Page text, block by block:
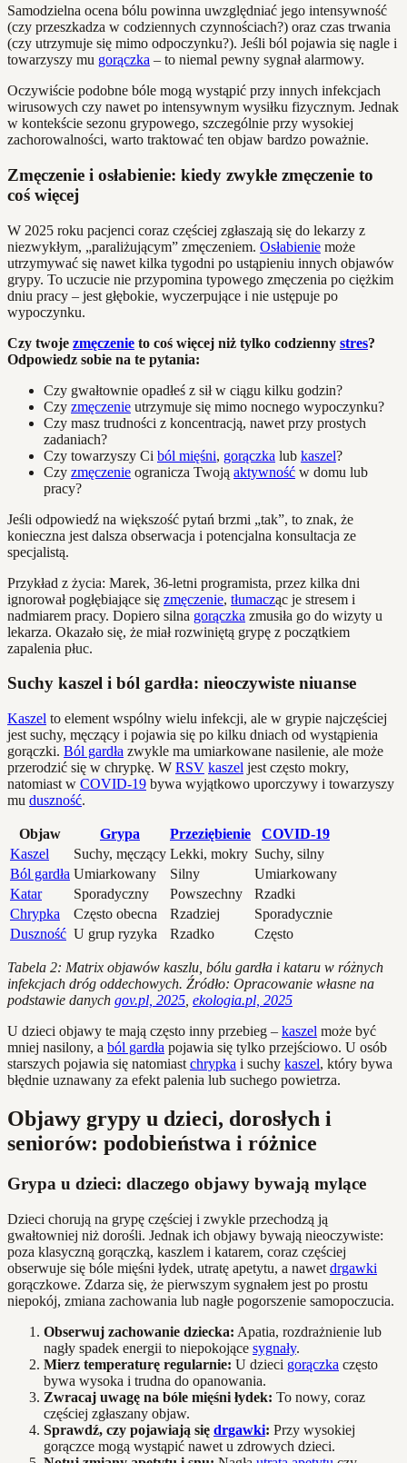
Samodzielna ocena bólu powinna uwzględniać jego intensywność
(czy przeszkadza w codziennych czynnościach?) oraz czas trwania
(czy utrzymuje się mimo odpoczynku?). Jeśli ból pojawia się nagle i
towarzyszy mu gorączka – to niemal pewny sygnał alarmowy.
Oczywiście podobne bóle mogą wystąpić przy innych infekcjach
wirusowych czy nawet po intensywnym wysiłku fizycznym. Jednak
w kontekście sezonu grypowego, szczególnie przy wysokiej
zachorowalności, warto traktować ten objaw bardzo poważnie.
Zmęczenie i osłabienie: kiedy zwykłe zmęczenie to
coś więcej
W 2025 roku pacjenci coraz częściej zgłaszają się do lekarzy z
niezwykłym, „paraliżującym” zmęczeniem. Osłabienie może
utrzymywać się nawet kilka tygodni po ustąpieniu innych objawów
grypy. To uczucie nie przypomina typowego zmęczenia po ciężkim
dniu pracy – jest głębokie, wyczerpujące i nie ustępuje po
wypoczynku.
Czy twoje zmęczenie to coś więcej niż tylko codzienny stres?
Odpowiedz sobie na te pytania:
Czy gwałtownie opadłeś z sił w ciągu kilku godzin?
Czy zmęczenie utrzymuje się mimo nocnego wypoczynku?
Czy masz trudności z koncentracją, nawet przy prostych
zadaniach?
Czy towarzyszy Ci ból mięśni, gorączka lub kaszel?
Czy zmęczenie ogranicza Twoją aktywność w domu lub
pracy?
Jeśli odpowiedź na większość pytań brzmi „tak”, to znak, że
konieczna jest dalsza obserwacja i potencjalna konsultacja ze
specjalistą.
Przykład z życia: Marek, 36-letni programista, przez kilka dni
ignorował pogłębiające się zmęczenie, tłumacząc je stresem i
nadmiarem pracy. Dopiero silna gorączka zmusiła go do wizyty u
lekarza. Okazało się, że miał rozwiniętą grypę z początkiem
zapalenia płuc.
Suchy kaszel i ból gardła: nieoczywiste niuanse
Kaszel to element wspólny wielu infekcji, ale w grypie najczęściej
jest suchy, męczący i pojawia się po kilku dniach od wystąpienia
gorączki. Ból gardła zwykle ma umiarkowane nasilenie, ale może
przerodzić się w chrypkę. W RSV kaszel jest często mokry,
natomiast w COVID-19 bywa wyjątkowo uporczywy i towarzyszy
mu duszność.
Objaw Grypa Przeziębienie
COVID-19
Kaszel
Suchy, męczący Lekki, mokry Suchy, silny
Ból gardła Umiarkowany Silny
Umiarkowany
Katar
Sporadyczny Powszechny
Rzadki
Chrypka
Często obecna Rzadziej
Sporadycznie
Duszność U grup ryzyka Rzadko Często
Tabela 2: Matrix objawów kaszlu, bólu gardła i kataru w różnych
infekcjach dróg oddechowych. Źródło: Opracowanie własne na
podstawie danych gov.pl, 2025 ekologia.pl, 2025
U dzieci objawy te mają często inny przebieg – kaszel może być
mniej nasilony, a ból gardła pojawia się tylko przejściowo. U osób
starszych pojawia się natomiast chrypka i suchy kaszel, który bywa
błędnie uznawany za efekt palenia lub suchego powietrza.
Objawy grypy u dzieci, dorosłych i
seniorów: podobieństwa i różnice
Grypa u dzieci: dlaczego objawy bywają mylące
Dzieci chorują na grypę częściej i zwykle przechodzą ją
gwałtowniej niż dorośli. Jednak ich objawy bywają nieoczywiste:
poza klasyczną gorączką, kaszlem i katarem, coraz częściej
obserwuje się bóle mięśni łydek, utratę apetytu, a nawet drgawki
gorączkowe. Zdarza się, że pierwszym sygnałem jest po prostu
niepokój, zmiana zachowania lub nagłe pogorszenie samopoczucia.
Obserwuj zachowanie dziecka: Apatia, rozdrażnienie lub
nagły spadek energii to niepokojące sygnały.
Mierz temperaturę regularnie: U dzieci gorączka często
bywa wysoka i trudna do opanowania.
Zwracaj uwagę na bóle mięśni łydek: To nowy, coraz
częściej zgłaszany objaw.
Sprawdź, czy pojawiają się drgawki: Przy wysokiej
gorączce mogą wystąpić nawet u zdrowych dzieci.